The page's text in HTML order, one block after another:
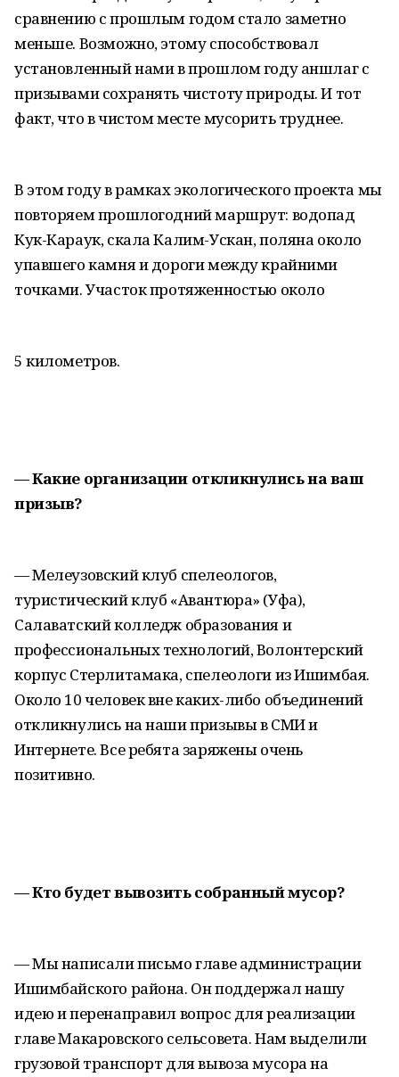
сравнению с прошлым годом стало заметно
меньше. Возможно, этому способствовал
установленный нами в прошлом году аншлаг с
призывами сохранять чистоту природы. И тот
факт, что в чистом месте мусорить труднее.
В этом году в рамках экологического проекта мы
повторяем прошлогодний маршрут: водопад
Кук-Караук, скала Калим-Ускан, поляна около
упавшего камня и дороги между крайними
точками. Участок протяженностью около
5 километров.
— Какие организации откликнулись на ваш
призыв?
— Мелеузовский клуб спелеологов,
туристический клуб «Авантюра» (Уфа),
Салаватский колледж образования и
профессиональных технологий, Волонтерский
корпус Стерлитамака, спелеологи из Ишимбая.
Около 10 человек вне каких-либо объединений
откликнулись на наши призывы в СМИ и
Интернете. Все ребята заряжены очень
позитивно.
— Кто будет вывозить собранный мусор?
— Мы написали письмо главе администрации
Ишимбайского района. Он поддержал нашу
идею и перенаправил вопрос для реализации
главе Макаровского сельсовета. Нам выделили
грузовой транспорт для вывоза мусора на